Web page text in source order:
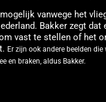
vanwege het
Bakker zegt dat
vast te stellen of het
Er zijn ook andere beelden die
en braken, aldus Bakker.